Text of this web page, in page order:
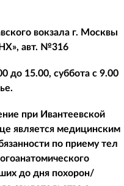
вокзала г. Москвы
авт. №316
до 15.00, суббота с 9.00
при Ивантеевской
является медицинским
по приему тел
до дня похорон/